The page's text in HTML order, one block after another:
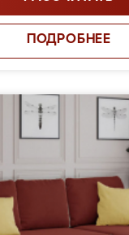
ПОДРОБНЕЕ